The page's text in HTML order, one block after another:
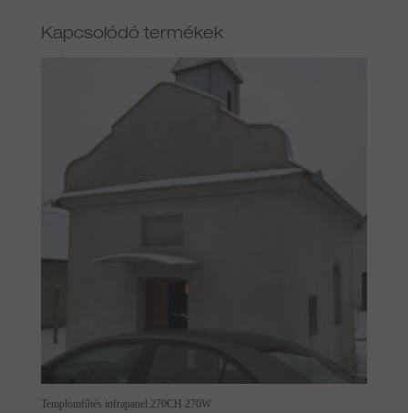
Kapcsolódó termékek
Templomfűtés infrapanel 270CH 270W